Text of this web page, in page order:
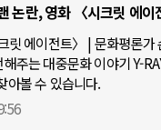
논란, 영화 〈시크릿 에이
릿 에이전트〉 | 문화평론가
주는 대중문화 이야기 Y-
아볼 수 있습니다.